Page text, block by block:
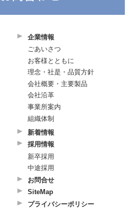
企業情報
ごあいさつ
お客様とともに
理念・社是・品質方針
会社概要・主要製品
会社沿革
事業所案内
組織体制
新着情報
採用情報
新卒採用
中途採用
お問合せ
SiteMap
プライバシーポリシー